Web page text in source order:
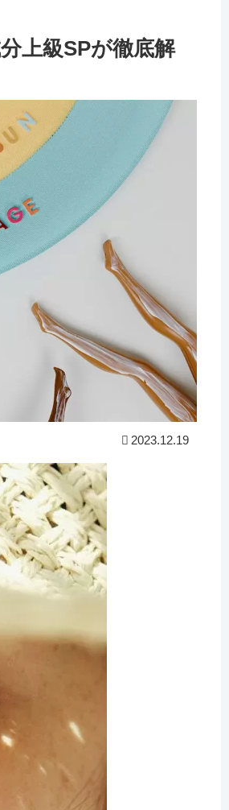
上級SPが徹底解
2023.12.19